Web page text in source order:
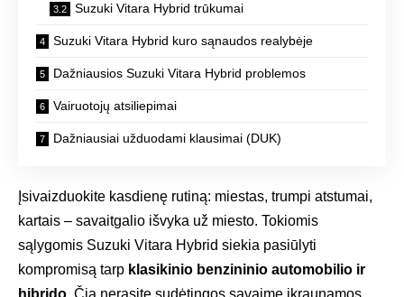
Suzuki Vitara Hybrid trūkumai
Suzuki Vitara Hybrid kuro sąnaudos realybėje
Dažniausios Suzuki Vitara Hybrid problemos
Vairuotojų atsiliepimai
Dažniausiai užduodami klausimai (DUK)
Įsivaizduokite kasdienę rutiną: miestas, trumpi atstumai,
kartais – savaitgalio išvyka už miesto. Tokiomis
sąlygomis Suzuki Vitara Hybrid siekia pasiūlyti
kompromisą tarp klasikinio benzininio automobilio ir